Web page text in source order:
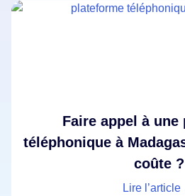
Faire appel à une
téléphonique à
coûte ?
Lire